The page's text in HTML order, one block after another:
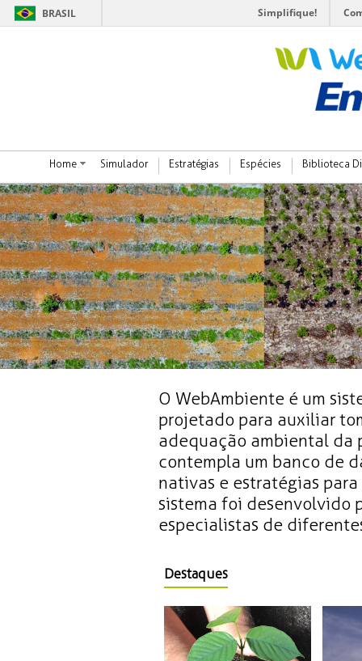
BRASIL Simplifique!
Home Simulador Estratégias Espécies Biblioteca
O WebAmbiente é um
projetado para auxiliar
adequação ambiental da
contempla um banco de
nativas e estratégias
sistema foi desenvolvido
especialistas de
Destaques